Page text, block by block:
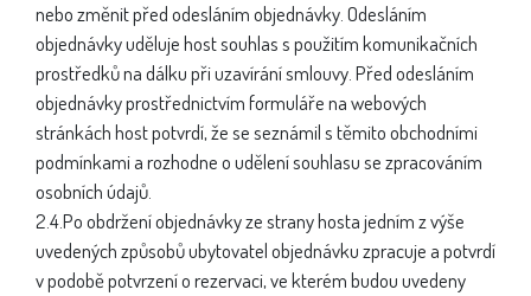
nebo změnit před odesláním objednávky. Odesláním
objednávky uděluje host souhlas s použitím komunikačních
prostředků na dálku při uzavírání smlouvy. Před odesláním
objednávky prostřednictvím formuláře na webových
stránkách host potvrdí, že se seznámil s těmito obchodními
podmínkami a rozhodne o udělení souhlasu se zpracováním
osobních údajů.
2.4.Po obdržení objednávky ze strany hosta jedním z výše
uvedených způsobů ubytovatel objednávku zpracuje a potvrdí
v podobě potvrzení o rezervaci, ve kterém budou uvedeny